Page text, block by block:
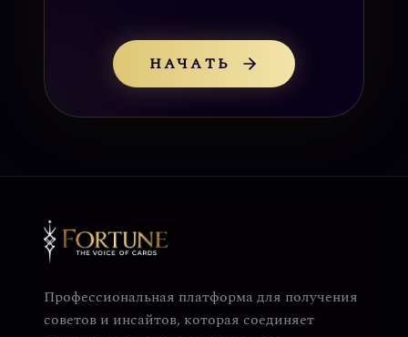
НАЧАТЬ
Профессиональная платформа для получения
советов и инсайтов, которая соединяет